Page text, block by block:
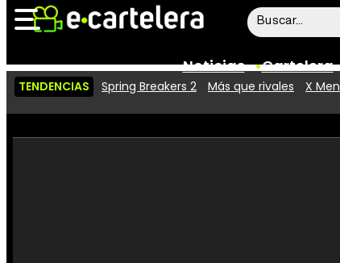
Noticias Cartelera
Vídeos
Taquilla
TENDENCIAS Spring Breakers 2 Más que rivales X Men